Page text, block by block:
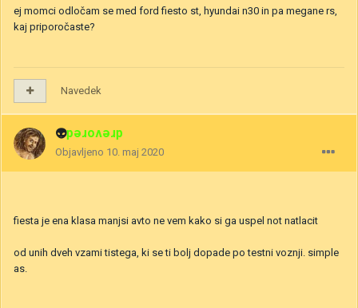
ej momci odločam se med ford fiesto st, hyundai n30 in pa megane rs,
kaj priporočaste?
Navedek
👽drevored
Objavljeno 10. maj 2020
fiesta je ena klasa manjsi avto ne vem kako si ga uspel not natlacit
od unih dveh vzami tistega, ki se ti bolj dopade po testni voznji. simple
as.